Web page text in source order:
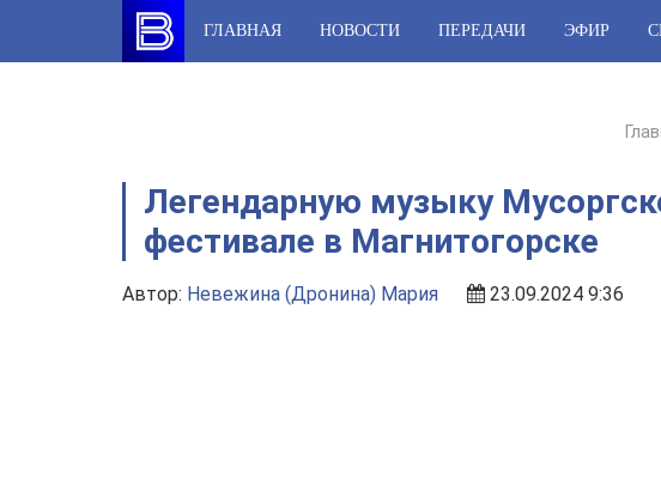
content
ГЛАВНАЯ НОВОСТИ ПЕРЕДАЧИ ЭФИР
Легендарную музыку
фестивале в Магнитогорске
Автор: Невежина (Дронина) Мария 23.09.2024 9:36